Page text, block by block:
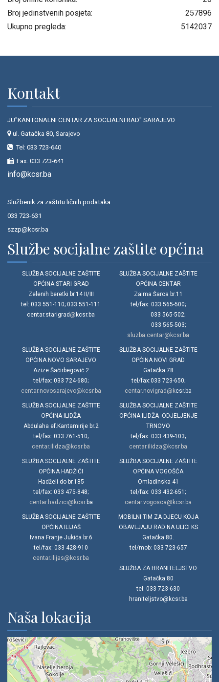
Broj jedinstvenih posjeta:
257896
Ukupno pregleda:
5142037
Kontakt
JU"KANTONALNI CENTAR ZA SOCIJALNI RAD" SARAJEVO
ul. Gatačka 80, Sarajevo
Tel: 033 723-640
Fax: 033 723-641
info@kcsr.ba
Službenik za zaštitu ličnih podataka
033 723-631
szzp@kcsr.ba
Službe socijalne zaštite općina
SLUŽBA SOCIJALNE ZAŠTITE
OPĆINA STARI GRAD
Zelenih beretki br.14 II/III
tel: 033 551-110; 033 551-111
centar.starigrad @ kcsr.ba
SLUŽBA SOCIJALNE ZAŠTITE
OPĆINA CENTAR
Zaima Šarca br.11
tel/fax: 033 565-500;
033 565-502;
033 565-503;
sluzba.centar@kcsr.ba
SLUŽBA SOCIJALNE ZAŠTITE
OPĆINA NOVO SARAJEVO
Azize Šaćirbegović 2
tel/fax: 033 724-680;
centar.novosarajevo@kcsr.ba
SLUŽBA SOCIJALNE ZAŠTITE
OPĆINA NOVI GRAD
Gatačka 78
tel/fax:033 723-650;
centar.novigrad@kcsr.ba
SLUŽBA SOCIJALNE ZAŠTITE
OPĆINA ILIDŽA
Abdulaha ef.Kantamirije br.2
tel/fax: 033 761-510;
centar.ilidza@kcsr.ba
SLUŽBA SOCIJALNE ZAŠTITE
OPĆINA ILIDŽA- ODJELJENJE
TRNOVO
tel/fax: 033 439-103;
centar.ilidza@kcsr.ba
SLUŽBA SOCIJALNE ZAŠTITE
OPĆINA HADŽIĆI
Hadželi do br.185
tel/fax: 033 475-848;
centar.hadzici@kcsr. ba
SLUŽBA SOCIJALNE ZAŠTITE
OPĆINA VOGOŠĆA
Omladinska 41
tel/fax: 033 432-651;
centar.vogosca@kcsr.ba
SLUŽBA SOCIJALNE ZAŠTITE
OPĆINA ILIJAŠ
Ivana Franje Jukića br.6
tel/fax: 033 428-910
centar.ilijas@kcsr.ba
MOBILNI TIM ZA DJECU KOJA
OBAVLJAJU RAD NA ULICI KS
Gatačka 80.
tel/mob: 033 723-657
SLUŽBA ZA HRANITELJSTVO
Gatačka 80
tel: 033 723-630
hraniteljstvo@kcsr.ba
Naša lokacija